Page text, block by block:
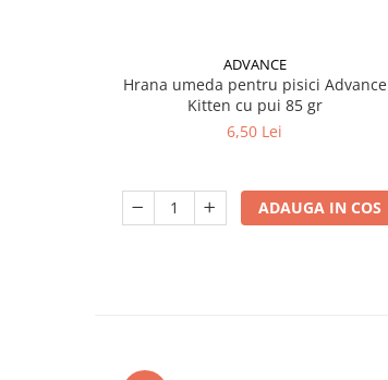
ADVANCE
Hrana umeda pentru pisici Advance
Kitten cu pui 85 gr
6,50 Lei
ADAUGA IN COS